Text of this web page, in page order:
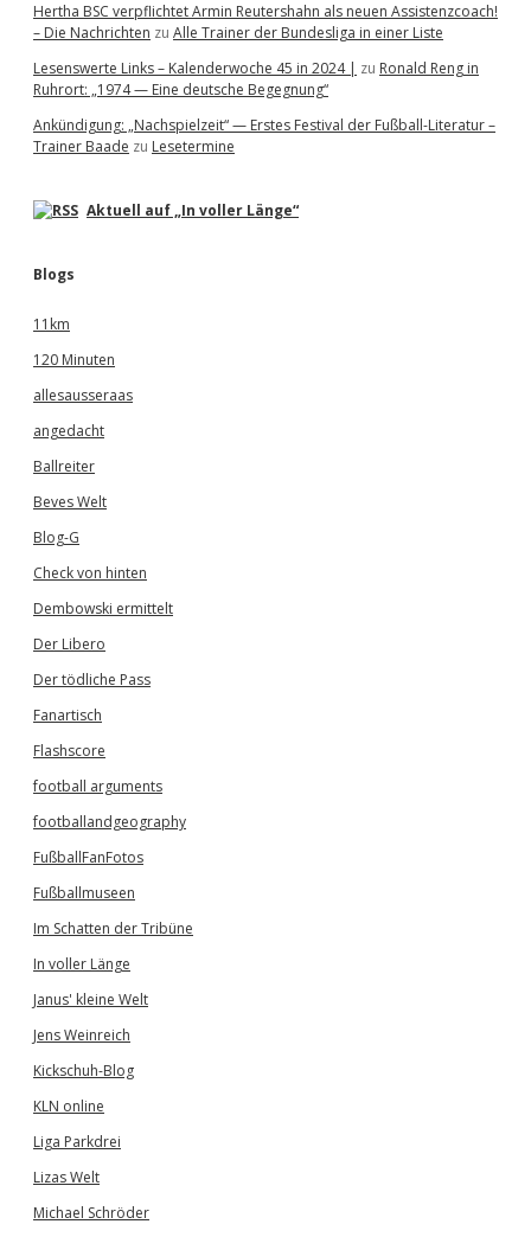
Hertha BSC verpflichtet Armin Reutershahn als neuen Assistenzcoach!
– Die Nachrichten zu Alle Trainer der Bundesliga in einer Liste
Lesenswerte Links – Kalenderwoche 45 in 2024 | zu Ronald Reng in
Ruhrort: „1974 — Eine deutsche Begegnung“
Ankündigung: „Nachspielzeit“ — Erstes Festival der Fußball-Literatur –
Trainer Baade zu Lesetermine
Aktuell auf „In voller Länge“
Blogs
11km
120 Minuten
allesausseraas
angedacht
Ballreiter
Beves Welt
Blog-G
Check von hinten
Dembowski ermittelt
Der Libero
Der tödliche Pass
Fanartisch
Flashscore
football arguments
footballandgeography
FußballFanFotos
Fußballmuseen
Im Schatten der Tribüne
In voller Länge
Janus' kleine Welt
Jens Weinreich
Kickschuh-Blog
KLN online
Liga Parkdrei
Lizas Welt
Michael Schröder